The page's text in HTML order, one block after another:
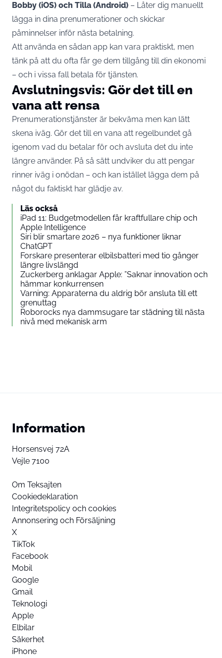
Bobby (iOS) och Tilla (Android) – Låter dig manuellt
lägga in dina prenumerationer och skickar
påminnelser inför nästa betalning.
Att använda en sådan app kan vara praktiskt, men
tänk på att du ofta får ge dem tillgång till din ekonomi
– och i vissa fall betala för tjänsten.
Avslutningsvis: Gör det till en
vana att rensa
Prenumerationstjänster är bekväma men kan lätt
skena iväg. Gör det till en vana att regelbundet gå
igenom vad du betalar för och avsluta det du inte
längre använder. På så sätt undviker du att pengar
rinner iväg i onödan – och kan istället lägga dem på
något du faktiskt har glädje av.
Läs också
iPad 11: Budgetmodellen får kraftfullare chip och
Apple Intelligence
Siri blir smartare 2026 – nya funktioner liknar
ChatGPT
Forskare presenterar elbilsbatteri med tio gånger
längre livslängd
Zuckerberg anklagar Apple: ”Saknar innovation och
hämmar konkurrensen
Varning: Apparaterna du aldrig bör ansluta till ett
grenuttag
Roborocks nya dammsugare tar städning till nästa
nivå med mekanisk arm
Information
Horsensvej 72A
Vejle 7100
Om Teksajten
Cookiedeklaration
Integritetspolicy och cookies
Annonsering och Försäljning
X
TikTok
Facebook
Mobil
Google
Gmail
Teknologi
Apple
Elbilar
Säkerhet
iPhone